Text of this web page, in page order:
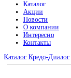
Каталог
Акции
Новости
О компании
Интересно
Контакты
Каталог Кредо-Диалог